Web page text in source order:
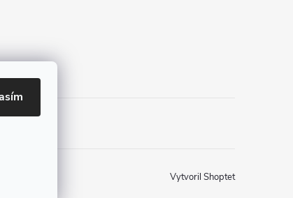
Vytvoril Shoptet